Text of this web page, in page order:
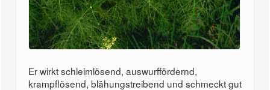
Er wirkt schleimlösend, auswurffördernd,
krampflösend, blähungstreibend und schmeckt gut